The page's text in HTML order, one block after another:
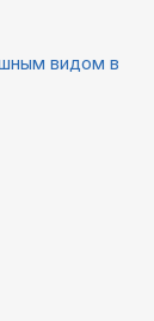
видом в